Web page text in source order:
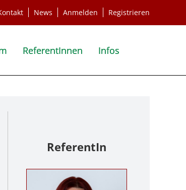
News Anmelden Registrieren
ReferentInnen Infos
ReferentIn